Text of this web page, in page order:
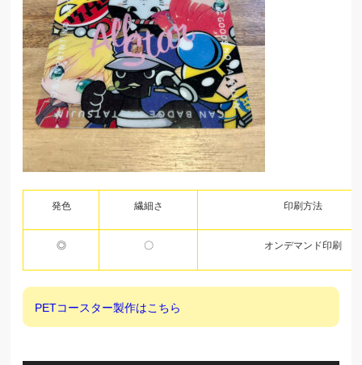
発色 繊細さ 印刷方法
◎ 〇 オンデマンド印刷
PETコースター製作はこちら